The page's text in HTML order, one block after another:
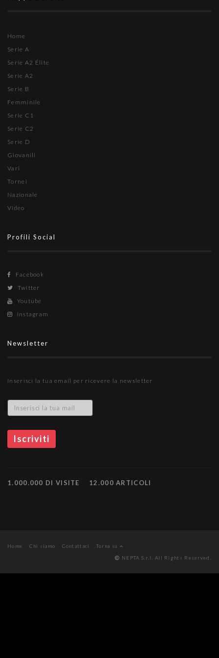
Home
Serie A
Serie A2 Élite
Serie A2
Serie B
Femminile
Serie C1
Serie C2
Serie D
Giovanili
Vari
Tornei
Nazionale
Video
Profili Social
Facebook
Twitter
Youtube
Instagram
Newsletter
Inserisci la tua email per ricevere la newsletter
1.000.000 DI VISITE 12.000 ARTICOLI
Home Chi siamo Contattaci
Torna su
NEPTA S.r.l. All Rights Reserved.